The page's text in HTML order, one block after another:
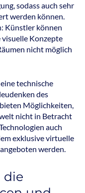
sodass auch sehr
werden können.
Künstler können
Konzepte
nicht möglich
technische
des
Möglichkeiten,
nicht in Betracht
auch
exklusive virtuelle
werden.
die